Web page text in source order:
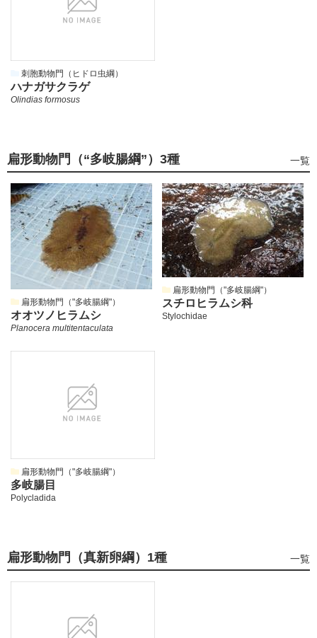
刺胞動物門（ヒドロ虫綱）
ハナガサクラゲ
Olindias formosus
扁形動物門（“多岐腸綱”） 3種
扁
形
動
物
門
（“多
岐
腸
綱”）
一覧
扁形動物門（"多岐腸綱"）
オオツノヒラムシ
Planocera multitentaculata
扁形動物門（"多岐腸綱"）
スチロヒラムシ科
Stylochidae
扁形動物門（"多岐腸綱"）
多岐腸目
Polycladida
扁形動物門（真新卵綱） 1種
扁
形
一覧